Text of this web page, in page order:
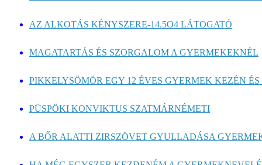
AZ ALKOTÁS KÉNYSZERE-14.5O4 LÁTOGATÓ
MAGATARTÁS ÉS SZORGALOM A GYERMEKEKNÉL
PIKKELYSÖMÖR EGY 12 ÉVES GYERMEK KEZÉN
PÜSPÖKI KONVIKTUS SZATMÁRNÉMETI
A BŐR ALATTI ZIRSZÖVET GYULLADÁSA